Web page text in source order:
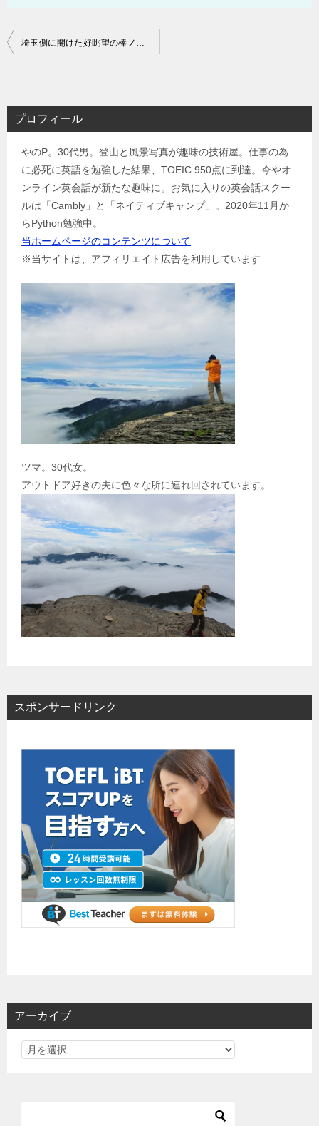
投
ビ
ゲ
埼玉側に開けた好眺望の棒ノ折山（棒ノ嶺）日帰り登山（川井駅⇒さわらびの湯）コースタイム実績：5時間
プロフィール
やのP。30代男。登山と風景写真が趣味の技術屋。仕事の為
に必死に英語を勉強した結果、TOEIC 950点に到達。今やオ
ンライン英会話が新たな趣味に。お気に入りの英会話スクー
ルは「Cambly」と「ネイティブキャンプ」。2020年11月か
らPython勉強中。
当ホームページのコンテンツについて
※当サイトは、アフィリエイト広告を利用しています
ツマ。30代女。
アウトドア好きの夫に色々な所に連れ回されています。
スポンサードリンク
アーカイブ